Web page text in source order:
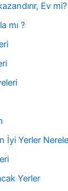
Ev mi?
mı ?
İyi Yerler
Yerler